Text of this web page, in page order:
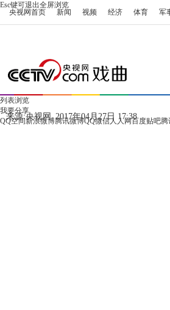
Esc键可退出全屏浏览
央视网首页
新闻 视频 经济 体育 军
列表浏览
我要分享
QQ空间新浪微博腾讯微博QQ微信人人网百度贴吧腾
来源:央视网 2017年04月27日 17:38